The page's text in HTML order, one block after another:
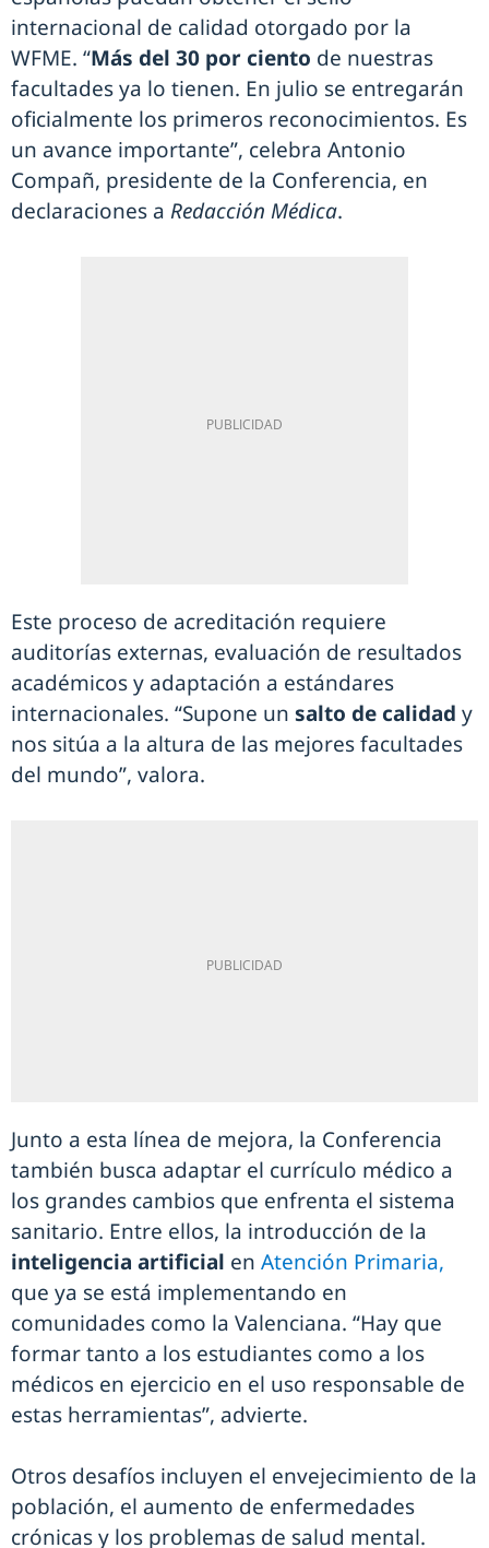
internacional de calidad otorgado por la
WFME. “Más del 30 por ciento de nuestras
facultades ya lo tienen. En julio se entregarán
oficialmente los primeros reconocimientos. Es
un avance importante”, celebra Antonio
Compañ, presidente de la Conferencia, en
declaraciones a Redacción Médica.
Este proceso de acreditación requiere
auditorías externas, evaluación de resultados
académicos y adaptación a estándares
internacionales. “Supone un salto de calidad y
nos sitúa a la altura de las mejores facultades
del mundo”, valora.
Junto a esta línea de mejora, la Conferencia
también busca adaptar el currículo médico a
los grandes cambios que enfrenta el sistema
sanitario. Entre ellos, la introducción de la
inteligencia artificial en Atención Primaria,
que ya se está implementando en
comunidades como la Valenciana. “Hay que
formar tanto a los estudiantes como a los
médicos en ejercicio en el uso responsable de
estas herramientas”, advierte.
Otros desafíos incluyen el envejecimiento de la
población, el aumento de enfermedades
crónicas y los problemas de salud mental.